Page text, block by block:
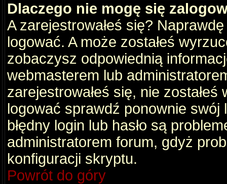
Dlaczego nie mogę się
A zarejestrowałeś się?
logować. A może zostałeś
zobaczysz odpowiednią
webmasterem lub
zarejestrowałeś się, nie
logować sprawdź ponownie swój
błędny login lub hasło są
administratorem forum, gdyż
konfiguracji skryptu.
Powrót do góry